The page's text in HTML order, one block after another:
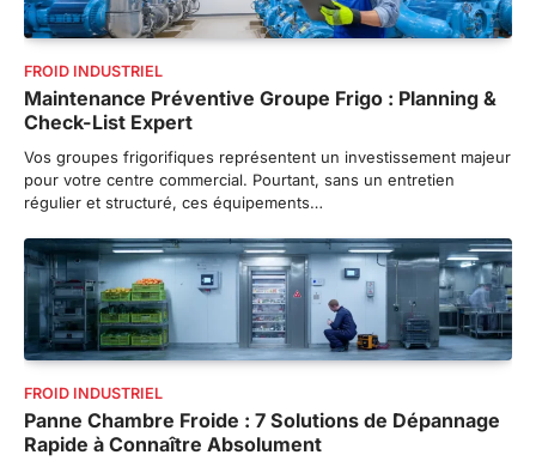
FROID INDUSTRIEL
Maintenance Préventive Groupe Frigo : Planning &
Check-List Expert
Vos groupes frigorifiques représentent un investissement majeur
pour votre centre commercial. Pourtant, sans un entretien
régulier et structuré, ces équipements…
FROID INDUSTRIEL
Panne Chambre Froide : 7 Solutions de Dépannage
Rapide à Connaître Absolument